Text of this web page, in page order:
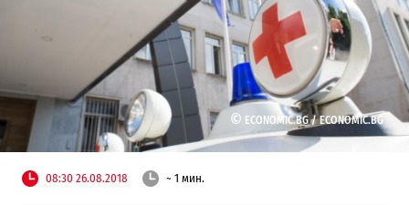
© ECONOMIC.BG /ECONOMIC.BG
08:30 26.08.2018 ~ 1 мин.